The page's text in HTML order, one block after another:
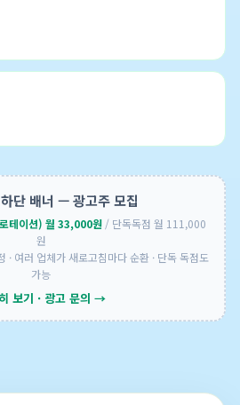
단 배너 — 광고주 모집
테이션) 월 33,000원 / 단독독점 월 111,000
원
· 여러 업체가 새로고침마다 순환 · 단독 독점도
가능
보기 · 광고 문의 →